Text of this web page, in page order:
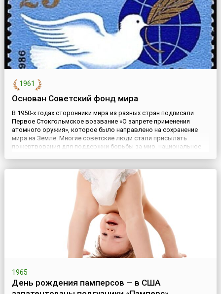
1961
Основан Советский фонд мира
В 1950-х годах сторонники мира из разных стран подписали
Первое Стокгольмское воззвание «О запрете применения
атомного оружия», которое было направлено на сохранение
мира на Земле. Многие советские люди стали присылать
пожертвования для поддержки борьбы за мир, национальное
1965
День рождения памперсов — в США